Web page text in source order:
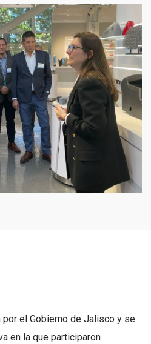
por el Gobierno de Jalisco y se
en la que participaron